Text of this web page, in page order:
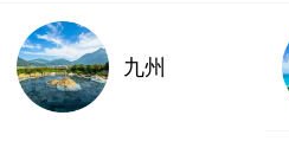
九州